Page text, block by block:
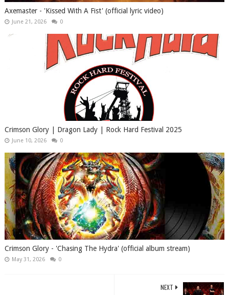
Axemaster - 'Kissed With A Fist' (official lyric video)
June 21, 2026 0
Crimson Glory | Dragon Lady | Rock Hard Festival 2025
June 10, 2026 0
Crimson Glory - 'Chasing The Hydra' (official album stream)
May 31, 2026 0
NEXT